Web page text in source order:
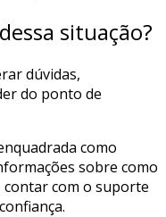
situação?
dúvidas,
do ponto de
como
sobre como
com o suporte